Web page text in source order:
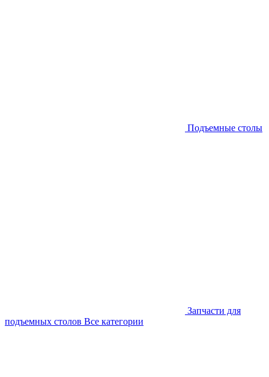
Подъемные столы
Запчасти для
подъемных столов Все категории